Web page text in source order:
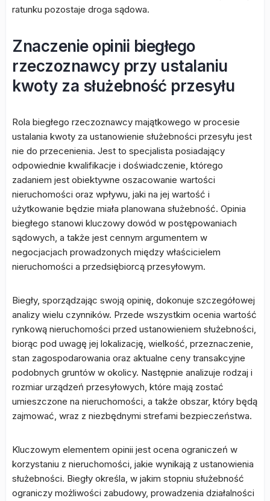
ratunku pozostaje droga sądowa.
Znaczenie opinii biegłego
rzeczoznawcy przy ustalaniu
kwoty za służebność przesyłu
Rola biegłego rzeczoznawcy majątkowego w procesie
ustalania kwoty za ustanowienie służebności przesyłu jest
nie do przecenienia. Jest to specjalista posiadający
odpowiednie kwalifikacje i doświadczenie, którego
zadaniem jest obiektywne oszacowanie wartości
nieruchomości oraz wpływu, jaki na jej wartość i
użytkowanie będzie miała planowana służebność. Opinia
biegłego stanowi kluczowy dowód w postępowaniach
sądowych, a także jest cennym argumentem w
negocjacjach prowadzonych między właścicielem
nieruchomości a przedsiębiorcą przesyłowym.
Biegły, sporządzając swoją opinię, dokonuje szczegółowej
analizy wielu czynników. Przede wszystkim ocenia wartość
rynkową nieruchomości przed ustanowieniem służebności,
biorąc pod uwagę jej lokalizację, wielkość, przeznaczenie,
stan zagospodarowania oraz aktualne ceny transakcyjne
podobnych gruntów w okolicy. Następnie analizuje rodzaj i
rozmiar urządzeń przesyłowych, które mają zostać
umieszczone na nieruchomości, a także obszar, który będą
zajmować, wraz z niezbędnymi strefami bezpieczeństwa.
Kluczowym elementem opinii jest ocena ograniczeń w
korzystaniu z nieruchomości, jakie wynikają z ustanowienia
służebności. Biegły określa, w jakim stopniu służebność
ograniczy możliwości zabudowy, prowadzenia działalności